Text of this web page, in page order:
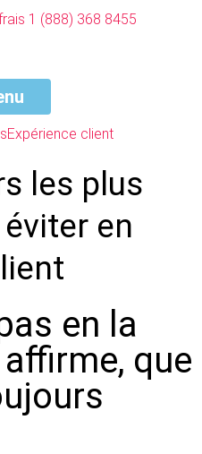
1 (888) 368 8455
Expérience client
les plus
en
en la
que